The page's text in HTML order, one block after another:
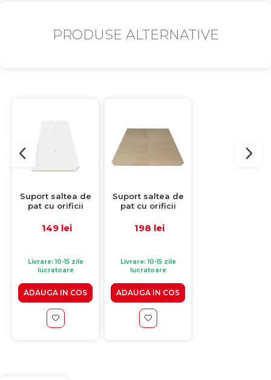
PRODUSE ALTERNATIVE
Suport saltea de
pat cu orificii
70x190 cm
149 lei
Livrare: 10-15 zile
lucratoare
ADAUGA IN COS
Suport saltea de
pat cu orificii
160x190 cm
198 lei
Livrare: 10-15 zile
lucratoare
ADAUGA IN COS